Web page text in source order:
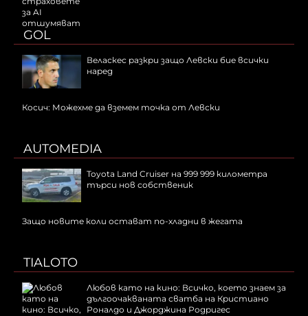
GOL
Веласкес разкри защо Левски бие всички
наред
Косич: Можехме да вземем точка от Левски
AUTOMEDIA
Toyota Land Cruiser на 999 999 километра
търси нов собственик
Защо новите коли остават по-хладни в жегата
TIALOTO
Любов като на кино: Всичко, което знаем за
дългоочакваната сватба на Кристиано
Роналдо и Джорджина Родригес